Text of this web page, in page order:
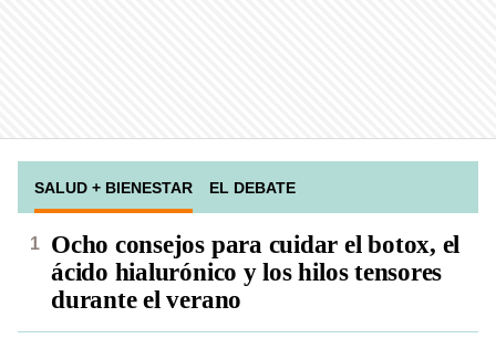
SALUD + BIENESTAR EL DEBATE
Ocho consejos para cuidar el botox, el
ácido hialurónico y los hilos tensores
durante el verano